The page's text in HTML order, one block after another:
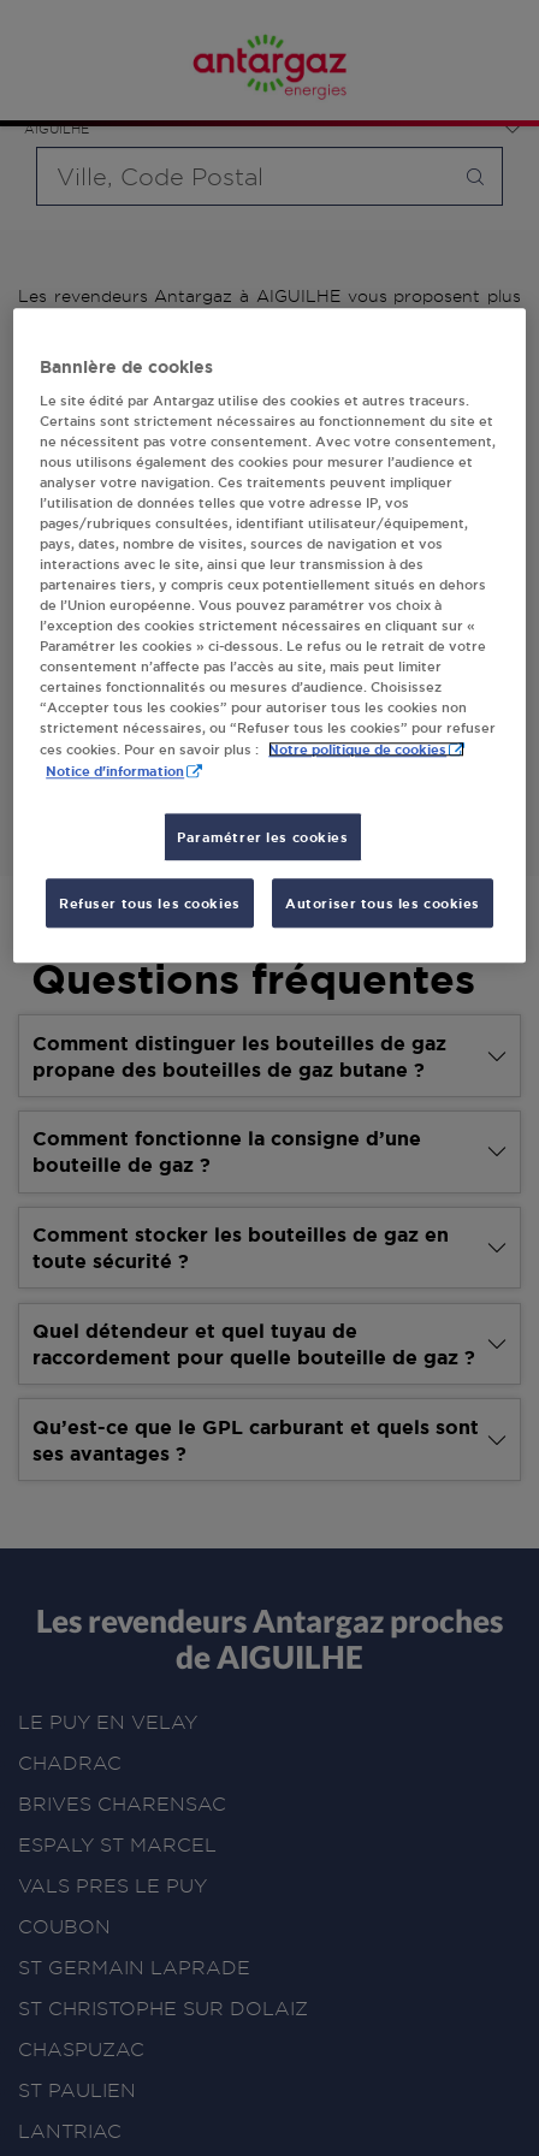
AIGUILHE
bouteille souhaité et le type de point de vente (revendeur /
distributeur automatique de bouteilles de gaz ou station GPL
carburant)
Les revendeurs Antargaz à AIGUILHE vous proposent plus
Antargaz à AIGUILHE, l'adresse, le numéro de téléphone de
votre stations GPL ou distributeurs de bouteilles de gaz.
1 revendeur(s) Antargaz
à AIGUILHE
Villes
DISTRIBUTEUR AUTOMATIQUE 24/24
SYSTÈME U AIGUILHE
16 AV. BONNEVILLE
43000AIGUILHE
Questions fréquentes
Comment distinguer les bouteilles de gaz
propane des bouteilles de gaz butane ?
Comment fonctionne la consigne d’une
bouteille de gaz ?
Comment stocker les bouteilles de gaz en
toute sécurité ?
Quel détendeur et quel tuyau de
raccordement pour quelle bouteille de gaz ?
Qu’est-ce que le GPL carburant et quels sont
ses avantages ?
Les revendeurs Antargaz proches
de AIGUILHE
LE PUY EN VELAY
CHADRAC
BRIVES CHARENSAC
ESPALY ST MARCEL
VALS PRES LE PUY
COUBON
ST GERMAIN LAPRADE
ST CHRISTOPHE SUR DOLAIZ
CHASPUZAC
ST PAULIEN
LANTRIAC
Bannière de cookies
Le site édité par Antargaz utilise des cookies et autres traceurs.
Certains sont strictement nécessaires au fonctionnement du site et
ne nécessitent pas votre consentement. Avec votre consentement,
nous utilisons également des cookies pour mesurer l’audience et
analyser votre navigation. Ces traitements peuvent impliquer
l’utilisation de données telles que votre adresse IP, vos
pages/rubriques consultées, identifiant utilisateur/équipement,
pays, dates, nombre de visites, sources de navigation et vos
interactions avec le site, ainsi que leur transmission à des
partenaires tiers, y compris ceux potentiellement situés en dehors
de l’Union européenne. Vous pouvez paramétrer vos choix à
l’exception des cookies strictement nécessaires en cliquant sur «
Paramétrer les cookies » ci-dessous. Le refus ou le retrait de votre
consentement n’affecte pas l’accès au site, mais peut limiter
certaines fonctionnalités ou mesures d’audience. Choisissez
“Accepter tous les cookies” pour autoriser tous les cookies non
strictement nécessaires, ou “Refuser tous les cookies” pour refuser
ces cookies. Pour en savoir plus :
Notre politique de cookies
Notice d'information
Paramétrer les cookies
Refuser tous les cookies Autoriser tous les cookies